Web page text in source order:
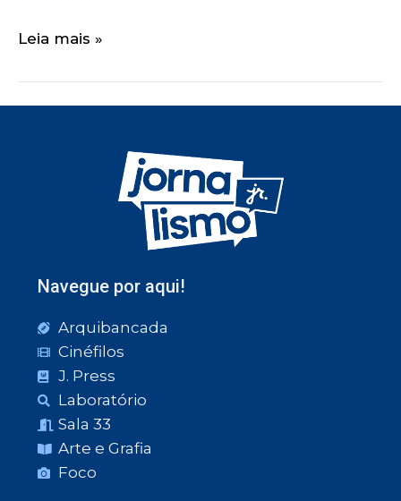
Leia mais »
Navegue por aqui!
Arquibancada
Cinéfilos
J. Press
Laboratório
Sala 33
Arte e Grafia
Foco